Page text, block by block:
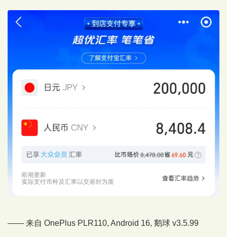
—— 来自 OnePlus PLR110, Android 16, 鹅球 v3.5.99